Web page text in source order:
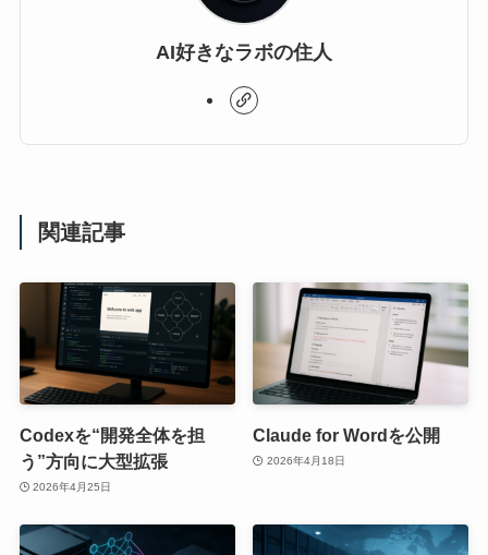
AI好きなラボの住人
関連記事
Codexを“開発全体を担
う”方向に大型拡張
2026年4月25日
Claude for Wordを公開
2026年4月18日